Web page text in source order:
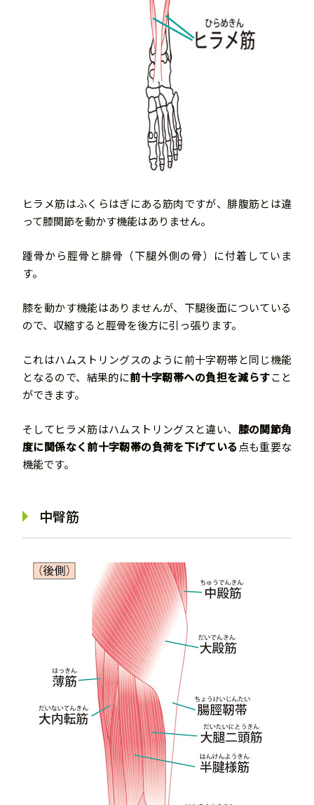
ヒラメ筋はふくらはぎにある筋肉ですが、腓腹筋とは違
って膝関節を動かす機能はありません。
踵骨から脛骨と腓骨（下腿外側の骨）に付着していま
す。
膝を動かす機能はありませんが、下腿後面についている
ので、収縮すると脛骨を後方に引っ張ります。
これはハムストリングスのように前十字靭帯と同じ機能
となるので、結果的に前十字靭帯への負担を減らすこと
ができます。
そしてヒラメ筋はハムストリングスと違い、 膝の関節角
度に関係なく前十字靭帯の負荷を下げている点も重要な
機能です。
中臀筋